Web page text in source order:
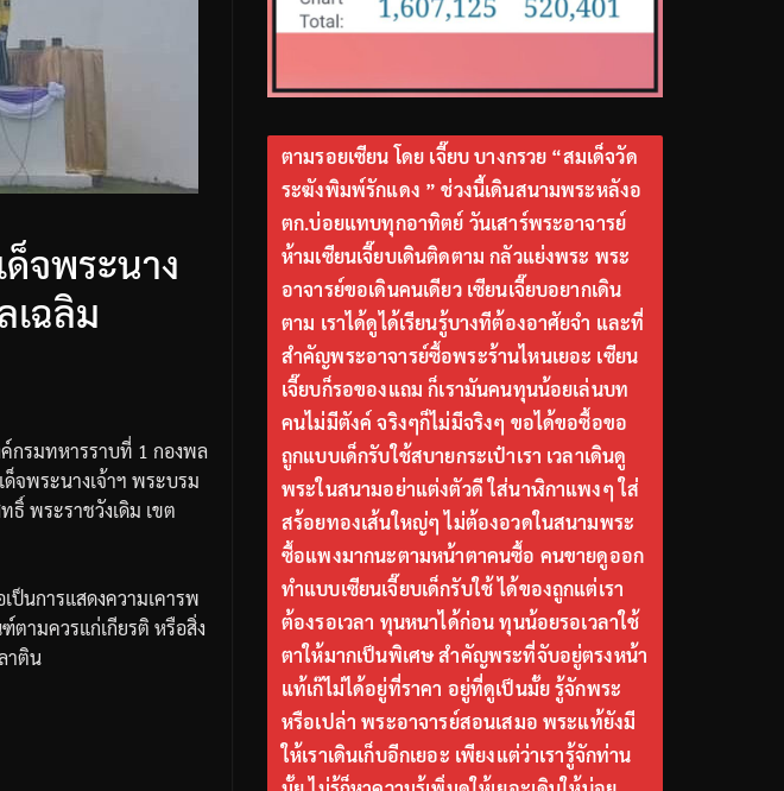
จพระนาง
เฉลิม
กรมทหารราบที่ 1 กองพล
ด็จพระนางเจ้าฯ พระบรม
ธิ์ พระราชวังเดิม เขต
ป็นการแสดงความเคารพ
ตามควรแก่เกียรติ หรือสิ่ง
าติน
ตามรอยเซียน โดย เจี๊ยบ บางกรวย “สมเด็จวัด
ระฆังพิมพ์รักแดง ” ช่วงนี้เดินสนามพระหลังอ
ตก.บ่อยแทบทุกอาทิตย์ วันเสาร์พระอาจารย์
ห้ามเซียนเจี๊ยบเดินติดตาม กลัวแย่งพระ พระ
อาจารย์ขอเดินคนเดียว เซียนเจี๊ยบอยากเดิน
ตาม เราได้ดูได้เรียนรู้บางทีต้องอาศัยจำ และที่
สำคัญพระอาจารย์ซื้อพระร้านไหนเยอะ เซียน
เจี๊ยบก็รอของแถม ก็เรามันคนทุนน้อยเล่นบท
คนไม่มีตังค์ จริงๆก็ไม่มีจริงๆ ขอได้ขอซื้อขอ
ถูกแบบเด็กรับใช้สบายกระเป๋าเรา เวลาเดินดู
พระในสนามอย่าแต่งตัวดี ใส่นาฬิกาแพงๆ ใส่
สร้อยทองเส้นใหญ่ๆ ไม่ต้องอวดในสนามพระ
ซื้อแพงมากนะตามหน้าตาคนซื้อ คนขายดูออก
ทำแบบเซียนเจี๊ยบเด็กรับใช้ ได้ของถูกแต่เรา
ต้องรอเวลา ทุนหนาได้ก่อน ทุนน้อยรอเวลาใช้
ตาให้มากเป็นพิเศษ สำคัญพระที่จับอยู่ตรงหน้า
แท้เก๊ไม่ได้อยู่ที่ราคา อยู่ที่ดูเป็นมั้ย รู้จักพระ
หรือเปล่า พระอาจารย์สอนเสมอ พระแท้ยังมี
ให้เราเดินเก็บอีกเยอะ เพียงแต่ว่าเรารู้จักท่าน